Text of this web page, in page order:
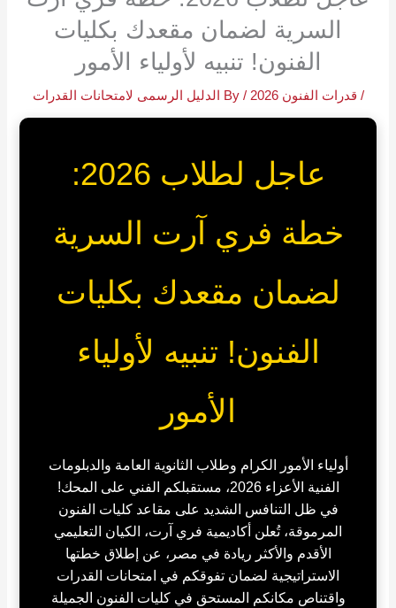
السرية لضمان مقعدك بكليات
الفنون! تنبيه لأولياء الأمور
/ قدرات الفنون 2026 / By الدليل الرسمى لامتحانات القدرات
عاجل لطلاب 2026:
خطة فري آرت السرية
لضمان مقعدك بكليات
الفنون! تنبيه لأولياء
الأمور
أولياء الأمور الكرام وطلاب الثانوية العامة والدبلومات
الفنية الأعزاء 2026، مستقبلكم الفني على المحك!
في ظل التنافس الشديد على مقاعد كليات الفنون
المرموقة، تُعلن أكاديمية فري آرت، الكيان التعليمي
الأقدم والأكثر ريادة في مصر، عن إطلاق خطتها
الاستراتيجية لضمان تفوقكم في امتحانات القدرات
واقتناص مكانكم المستحق في كليات الفنون الجميلة